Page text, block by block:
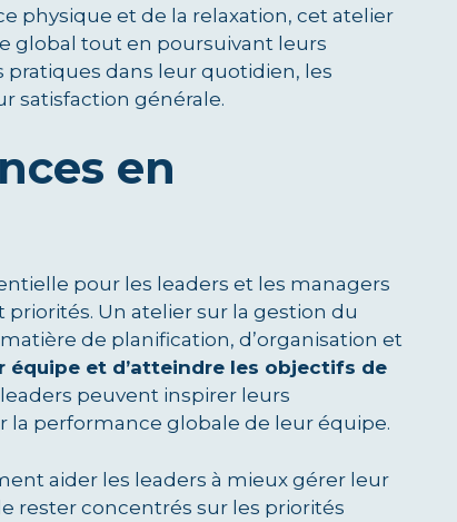
physique et de la relaxation, cet atelier
global tout en poursuivant leurs
dans leur quotidien, les
satisfaction générale.
en
pour les leaders et les managers
Un atelier sur la gestion du
de planification, d’organisation et
équipe et d’atteindre les objectifs de
peuvent inspirer leurs
la performance globale de leur équipe.
aider les leaders à mieux gérer leur
rester concentrés sur les priorités